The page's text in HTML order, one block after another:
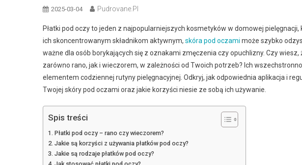
2025-03-04 Pudrovane.pl
Płatki pod oczy to jeden z najpopularniejszych kosmetyków w domowej
ich skoncentrowanym składnikom aktywnym, skóra pod oczami może szybko
ważne dla osób borykających się z oznakami zmęczenia czy opuchlizny. Czy wiesz,
zarówno rano, jak i wieczorem, w zależności od Twoich potrzeb? Ich
elementem codziennej rutyny pielęgnacyjnej. Odkryj, jak odpowiednia aplikacja i
Twojej skóry pod oczami oraz jakie korzyści niesie ze sobą ich używanie.
Spis treści
Płatki pod oczy – rano czy wieczorem?
Jakie są korzyści z używania płatków pod oczy?
Jakie są rodzaje płatków pod oczy?